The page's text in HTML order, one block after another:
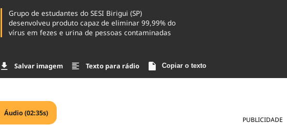
Grupo de estudantes do SESI Birigui (SP)
desenvolveu produto capaz de eliminar 99,99% do
vírus em fezes e urina de pessoas contaminadas
Salvar imagem Texto para rádio Copiar o texto
PUBLICIDADE
Áudio (02:35s)